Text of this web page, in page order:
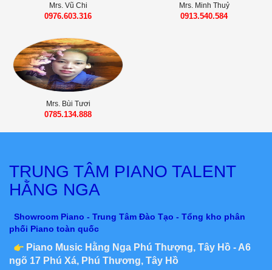
Mrs. Vũ Chi
0976.603.316
Mrs. Minh Thuỷ
0913.540.584
Mrs. Bùi Tươi
0785.134.888
TRUNG TÂM PIANO TALENT
HẰNG NGA
Showroom Piano - Trung Tâm Đào Tạo - Tổng kho phân
phối Piano toàn quốc
Piano Music Hằng Nga Phú Thượng, Tây Hồ - A6
ngõ 17 Phú Xá, Phú Thương, Tây Hồ